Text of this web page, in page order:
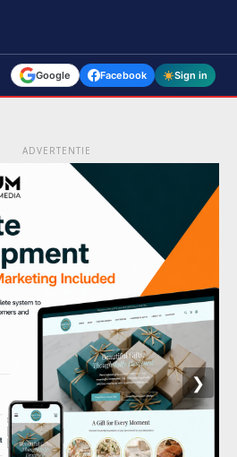
Google Facebook Sign in
ADVERTENTIE
❯